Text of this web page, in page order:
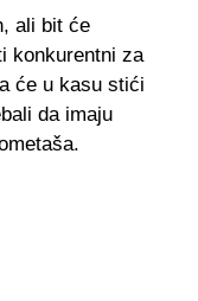
ali bit će
konkurentni za
će u kasu stići
da imaju